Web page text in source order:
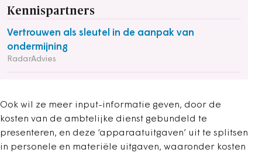
Kennispartners
Vertrouwen als sleutel in de aanpak van
ondermijning
RadarAdvies
Ook wil ze meer input-informatie geven, door de
kosten van de ambtelijke dienst gebundeld te
presenteren, en deze ‘apparaatuitgaven’ uit te splitsen
in personele en materiële uitgaven, waaronder kosten